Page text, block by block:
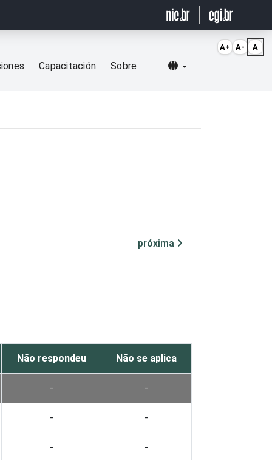
Capacitación Sobre Selecionar idioma
próxima
Não respondeu Não se aplica
- -
- -
- -
A+ A- A